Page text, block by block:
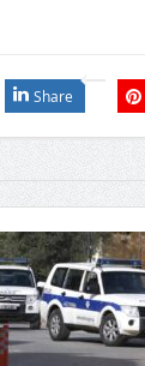
Share